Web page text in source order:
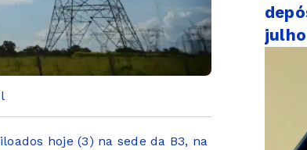
hoje (3) na sede da B3, na
julho